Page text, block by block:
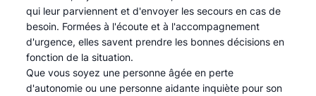
qui leur parviennent et d'envoyer les secours en cas de
besoin. Formées à l'écoute et à l'accompagnement
d'urgence, elles savent prendre les bonnes décisions en
fonction de la situation.
Que vous soyez une personne âgée en perte
d'autonomie ou une personne aidante inquiète pour son